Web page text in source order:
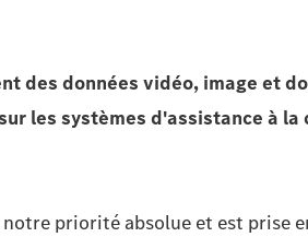
des données vidéo, image et
les systèmes d'assistance à
priorité absolue et est